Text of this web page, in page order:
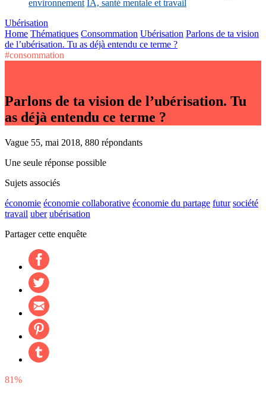
environnement IA, santé mentale et travail
Ubérisation
Home Thématiques Consommation Ubérisation Parlons de ta vision
de l’ubérisation. Tu as déjà entendu ce terme ?
#consommation
Parlons de ta vision de l’ubérisation. Tu
as déjà entendu ce terme ?
Vague 55, mai 2018, 880 répondants
Une seule réponse possible
Sujets associés
économie économie collaborative économie du partage futur société
travail uber ubérisation
Partager cette enquête
81%